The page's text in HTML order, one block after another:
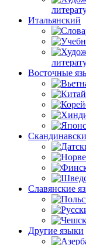
Итальянский
Восточные
Славянские
Другие языки